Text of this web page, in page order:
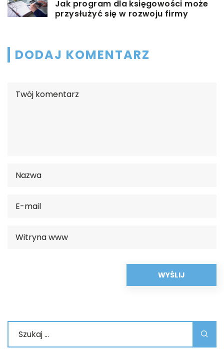
Jak program dla księgowości może
przysłużyć się w rozwoju firmy
DODAJ KOMENTARZ